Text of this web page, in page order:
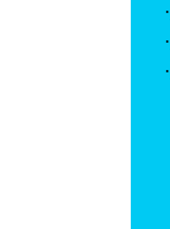
·
·
·